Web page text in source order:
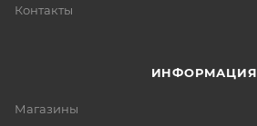
Контакты
ИНФОРМАЦИЯ
Магазины